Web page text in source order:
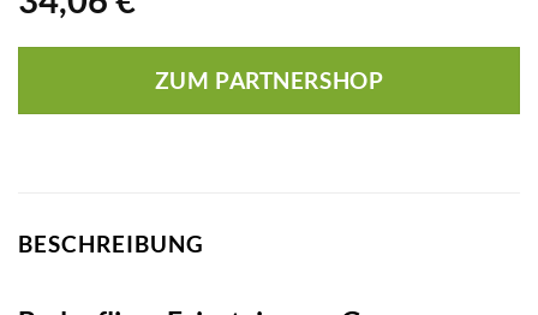
ZUM PARTNERSHOP
BESCHREIBUNG